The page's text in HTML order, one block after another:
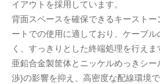
イアウトを採用しています。
背面スペースを確保できるキースト
ートでの使用に適しており、ケーブ
く、すっきりとした終端処理を行えま
亜鉛合金製筐体とニッケルめっきシ
渉)の影響を抑え、高密度な配線環境